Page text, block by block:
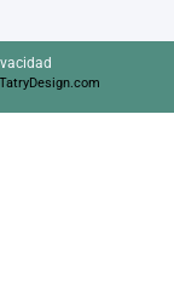
TatryDesign.com